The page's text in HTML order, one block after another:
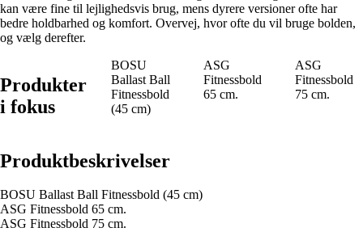
kan være fine til lejlighedsvis brug, mens dyrere versioner ofte har
bedre holdbarhed og komfort. Overvej, hvor ofte du vil bruge bolden,
og vælg derefter.
Produkter
i fokus
BOSU
Ballast Ball
Fitnessbold
(45 cm)
ASG
Fitnessbold
65 cm.
ASG
Fitnessbold
75 cm.
Produktbeskrivelser
BOSU Ballast Ball Fitnessbold (45 cm)
ASG Fitnessbold 65 cm.
ASG Fitnessbold 75 cm.